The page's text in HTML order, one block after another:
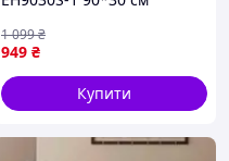
949 ₴
1 099₴
Купити